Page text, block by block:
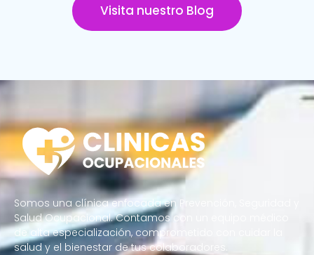
Visita nuestro Blog
Somos una clínica enfocada en Prevención, Seguridad y
Salud Ocupacional. Contamos con un equipo médico
de alta especialización, comprometido con cuidar la
salud y el bienestar de tus colaboradores.